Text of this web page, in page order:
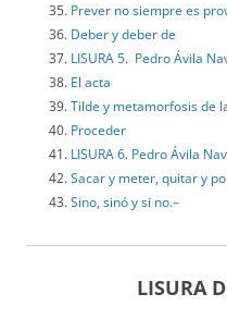
Prever no siempre es
Deber y deber de
LISURA 5. Pedro Ávila
El acta
Tilde y metamorfosis de
Proceder
LISURA 6. Pedro Ávila
Sacar y meter, quitar y
Sino, sinó y si no.–
LISURA